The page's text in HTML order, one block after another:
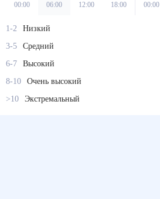
00:00 06:00 12:00 18:00 00:00
1-2
Низкий
3-5
Средний
6-7
Высокий
8-10
Очень высокий
>10
Экстремальный